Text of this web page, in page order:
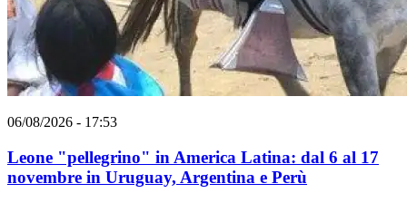
06/08/2026 - 17:53
Leone "pellegrino" in America Latina: dal 6 al 17
novembre in Uruguay, Argentina e Perù